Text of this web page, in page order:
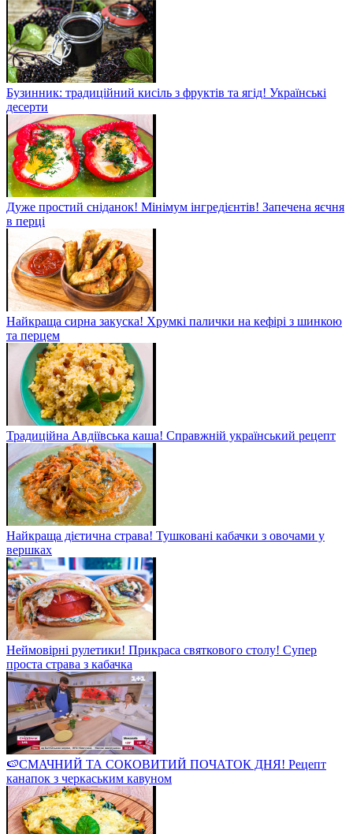
Бузинник: традиційний кисіль з фруктів та ягід! Українські
десерти
Дуже простий сніданок! Мінімум інгредієнтів! Запечена яєчня
в перці
Найкраща сирна закуска! Хрумкі палички на кефірі з шинкою
та перцем
Традиційна Авдіївська каша! Справжній український рецепт
Найкраща дієтична страва! Тушковані кабачки з овочами у
вершках
Неймовірні рулетики! Прикраса святкового столу! Супер
проста страва з кабачка
🍉СМАЧНИЙ ТА СОКОВИТИЙ ПОЧАТОК ДНЯ! Рецепт
канапок з черкаським кавуном